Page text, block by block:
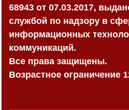
68943 от 07.03.2017,
службой по надзору в
информационных
коммуникаций.
Все права защищены.
Возрастное ограничение